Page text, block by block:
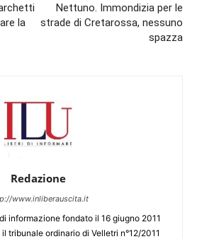
la
Nettuno. Immondizia per le
strade di Cretarossa, nessuno
spazza
Redazione
www.inliberauscita.it
informazione fondato il 16 giugno 2011
tribunale ordinario di Velletri n°12/2011